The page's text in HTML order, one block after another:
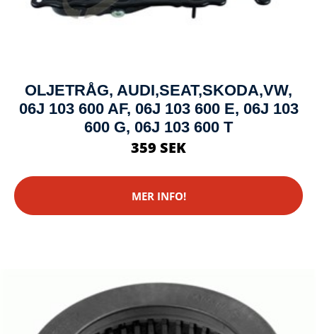
OLJETRÅG, AUDI,SEAT,SKODA,VW,
06J 103 600 AF, 06J 103 600 E, 06J 103
600 G, 06J 103 600 T
359 SEK
MER INFO!